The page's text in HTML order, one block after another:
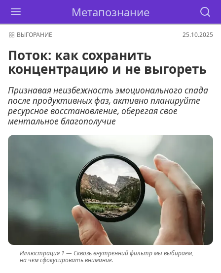
Метапознание
ВЫГОРАНИЕ 25.10.2025
Поток: как сохранить
концентрацию и не выгореть
Признавая неизбежность эмоционального спада
после продуктивных фаз, активно планируйте
ресурсное восстановление, оберегая свое
ментальное благополучие
Сквозь внутренний фильтр мы выбираем,
на чём сфокусировать внимание.